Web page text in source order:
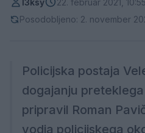
l3ksy
22. februar 2021, 10:55
Posodobljeno: 2. november
Policijska postaja
dogajanju
pripravil Roman
vodja policijskega